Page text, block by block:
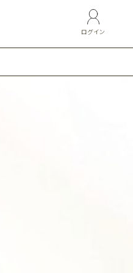
ログイン